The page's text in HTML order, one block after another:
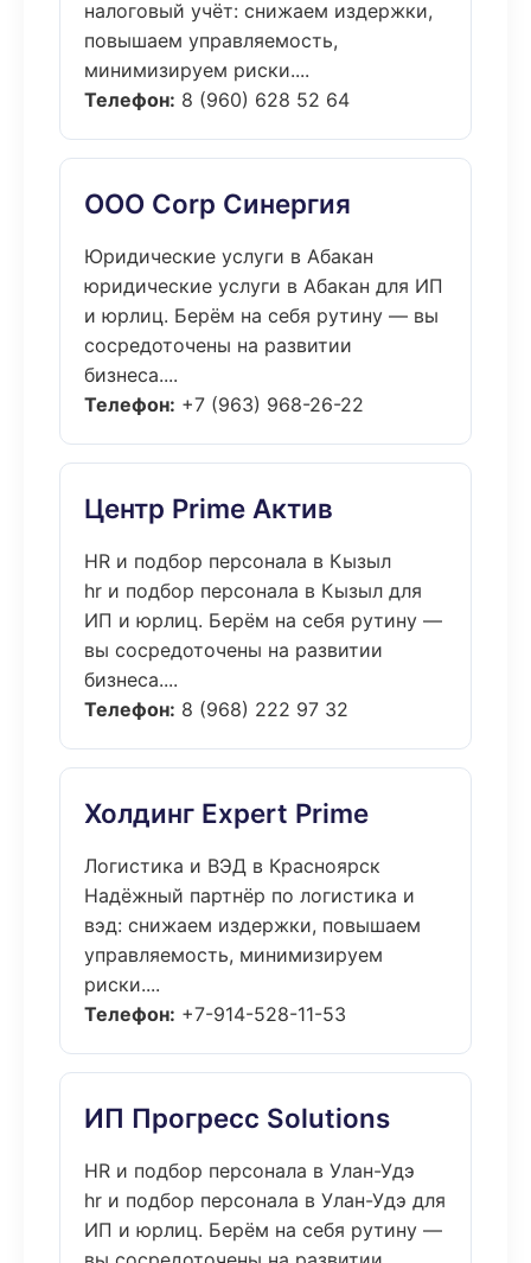
налоговый учёт: снижаем издержки,
повышаем управляемость,
минимизируем риски....
Телефон: 8 (960) 628 52 64
ООО Corp Синергия
Юридические услуги в Абакан
юридические услуги в Абакан для ИП
и юрлиц. Берём на себя рутину — вы
сосредоточены на развитии
бизнеса....
Телефон: +7 (963) 968-26-22
Центр Prime Актив
HR и подбор персонала в Кызыл
hr и подбор персонала в Кызыл для
ИП и юрлиц. Берём на себя рутину —
вы сосредоточены на развитии
бизнеса....
Телефон: 8 (968) 222 97 32
Холдинг Expert Prime
Логистика и ВЭД в Красноярск
Надёжный партнёр по логистика и
вэд: снижаем издержки, повышаем
управляемость, минимизируем
риски....
Телефон: +7-914-528-11-53
ИП Прогресс Solutions
HR и подбор персонала в Улан-Удэ
hr и подбор персонала в Улан-Удэ для
ИП и юрлиц. Берём на себя рутину —